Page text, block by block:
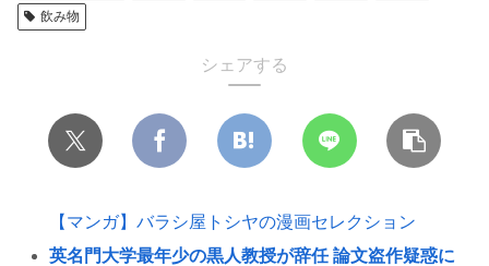
飲み物
シェアする
【マンガ】バラシ屋トシヤの漫画セレクション
英名門大学最年少の黒人教授が辞任 論文盗作疑惑に